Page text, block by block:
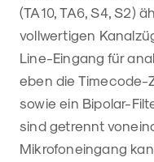
(TA10, TA6, S4, S2)
vollwertigen
Line-Eingang für
eben die Timecode-
sowie ein Bipolar-
sind getrennt
Mikrofoneingang